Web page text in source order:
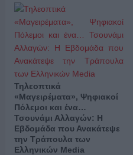
Τηλεοπτικά
«Μαγειρέματα», Ψηφιακοί
Πόλεμοι και ένα…
Τσουνάμι Αλλαγών: Η
Εβδομάδα που Ανακάτεψε
την Τράπουλα των
Ελληνικών Media